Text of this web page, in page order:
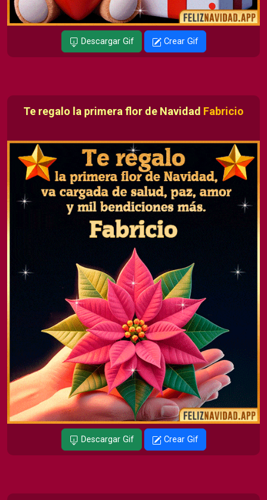
Descargar Gif Crear Gif
Te regalo la primera flor de Navidad Fabricio
Descargar Gif Crear Gif